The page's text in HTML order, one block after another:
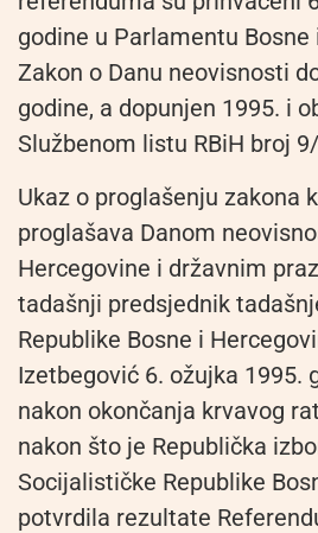
godine u Parlamentu Bosne
Zakon o Danu neovisnosti
godine, a dopunjen 1995. i
Službenom listu RBiH broj
Ukaz o proglašenju zakona
proglašava Danom
Hercegovine i državnim
tadašnji predsjednik
Republike Bosne i
Izetbegović 6. ožujka 1995.
nakon okončanja krvavog
nakon što je Republička
Socijalističke Republike
potvrdila rezultate